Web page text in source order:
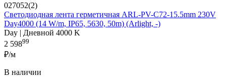
027052(2)
Светодиодная лента герметичная ARL-PV-C72-15.5mm 230V
Day4000 (14 W/m, IP65, 5630, 50m) (Arlight, -)
Day | Дневной 4000 K
2 59899
₽/м
В наличии